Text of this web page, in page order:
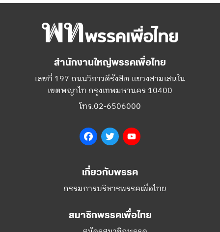
สำนักงานใหญ่พรรคเพื่อไทย
เลขที่ 197 ถนนวิภาวดีรังสิต แขวงสามเสนใน
เขตพญาไท กรุงเทพมหานคร 10400
โทร.02-6506000
FacebookTwitter
เกี่ยวกับพรรค
กรรมการบริหารพรรคเพื่อไทย
สมาชิกพรรคเพื่อไทย